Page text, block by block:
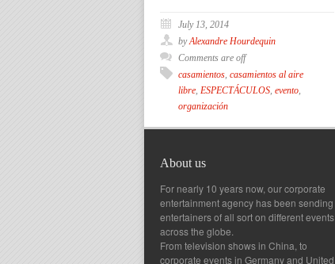
July 13, 2014
byAlexandre Hourdequin
Comments are off
casamientos casamientos al aire
libre ESPECTÁCULOS evento
organización
About us
For nearly 10 years now, our corporate
entertainment agency has been sending
entertainers of all sort on different events
across the globe.
From television shows in China, to
corporate events in Germany and United